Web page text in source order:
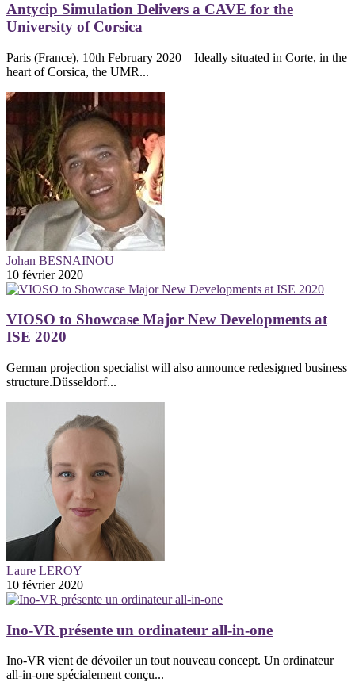
Antycip Simulation Delivers a CAVE for the
University of Corsica
Paris (France), 10th February 2020 – Ideally situated in Corte, in the
heart of Corsica, the UMR...
Johan BESNAINOU
10 février 2020
VIOSO to Showcase Major New Developments at
ISE 2020
German projection specialist will also announce redesigned business
structure.Düsseldorf...
Laure LEROY
10 février 2020
Ino-VR présente un ordinateur all-in-one
Ino-VR vient de dévoiler un tout nouveau concept. Un ordinateur
all-in-one spécialement conçu...